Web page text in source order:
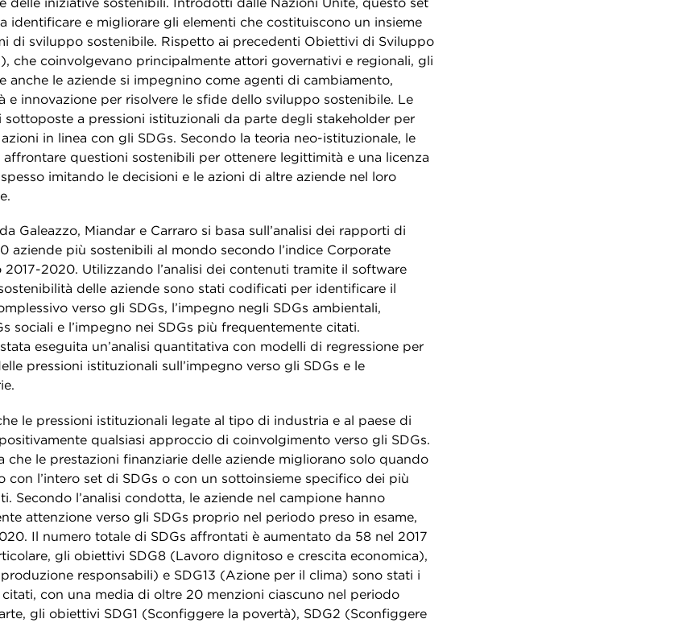
identificare e migliorare gli elementi che costituiscono un insieme
di sviluppo sostenibile. Rispetto ai precedenti Obiettivi di Sviluppo
che coinvolgevano principalmente attori governativi e regionali, gli
anche le aziende si impegnino come agenti di cambiamento,
e innovazione per risolvere le sfide dello sviluppo sostenibile. Le
sottoposte a pressioni istituzionali da parte degli stakeholder per
in linea con gli SDGs. Secondo la teoria neo-istituzionale, le
questioni sostenibili per ottenere legittimità e una licenza
imitando le decisioni e le azioni di altre aziende nel loro
Galeazzo, Miandar e Carraro si basa sull’analisi dei rapporti di
aziende più sostenibili al mondo secondo l’indice Corporate
2020. Utilizzando l’analisi dei contenuti tramite il software
delle aziende sono stati codificati per identificare il
verso gli SDGs, l’impegno negli SDGs ambientali,
sociali e l’impegno nei SDGs più frequentemente citati.
eseguita un’analisi quantitativa con modelli di regressione per
pressioni istituzionali sull’impegno verso gli SDGs e le
le pressioni istituzionali legate al tipo di industria e al paese di
qualsiasi approccio di coinvolgimento verso gli SDGs.
che le prestazioni finanziarie delle aziende migliorano solo quando
con l’intero set di SDGs o con un sottoinsieme specifico dei più
Secondo l’analisi condotta, le aziende nel campione hanno
attenzione verso gli SDGs proprio nel periodo preso in esame,
Il numero totale di SDGs affrontati è aumentato da 58 nel 2017
gli obiettivi SDG8 (Lavoro dignitoso e crescita economica),
responsabili) e SDG13 (Azione per il clima) sono stati i
con una media di oltre 20 menzioni ciascuno nel periodo
gli obiettivi SDG1 (Sconfiggere la povertà), SDG2 (Sconfiggere